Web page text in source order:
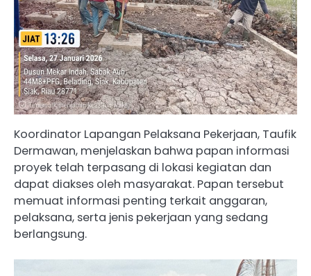
Koordinator Lapangan Pelaksana Pekerjaan, Taufik
Dermawan, menjelaskan bahwa papan informasi
proyek telah terpasang di lokasi kegiatan dan
dapat diakses oleh masyarakat. Papan tersebut
memuat informasi penting terkait anggaran,
pelaksana, serta jenis pekerjaan yang sedang
berlangsung.